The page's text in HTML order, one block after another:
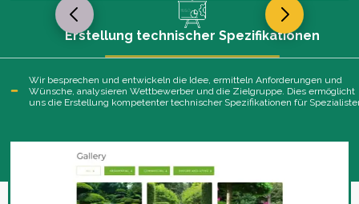
Erstellung technischer Spezifikationen
Wir besprechen und entwickeln die Idee, ermitteln Anforderungen und
Wünsche, analysieren Wettbewerber und die Zielgruppe. Dies ermöglicht
uns die Erstellung kompetenter technischer Spezifikationen für